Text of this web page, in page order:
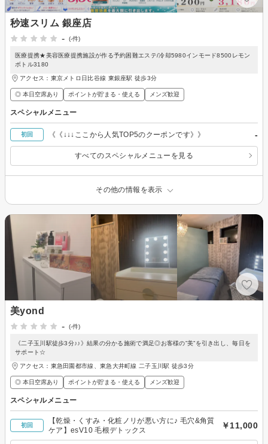
秒速スリム 銀座店
-
(-件)
医療提携★美容医療提携施設が作る予約困難エステ/冷却5980インモード8500レモン
ボトル3180
アクセス：東京メトロ日比谷線 東銀座駅 徒歩3分
◎ 本日空席あり ポイントが貯まる・使える メンズ歓迎
スペシャルメニュー
初回 《《↓↓↓ここから人気TOP5のクーポンです》》 -
すべてのスペシャルメニューを見る
その他の情報を表示
美yond
-
(-件)
《二子玉川駅徒歩3分♪♪》結果の分かる施術で満足◎お客様の”美”を引き出し、毎日を
サポート☆
アクセス：東急田園都市線、東急大井町線 二子玉川駅 徒歩3分
◎ 本日空席あり ポイントが貯まる・使える メンズ歓迎
スペシャルメニュー
初回
【乾燥・くすみ・化粧ノリが悪い方に♪ 毛穴&角質
ケア】esV10 毛根デトックス
￥11,000